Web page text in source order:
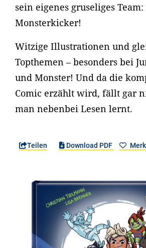
sein eigenes gruseliges
Monsterkicker!
Witzige Illustrationen und
Topthemen – besonders bei
und Monster! Und da die
Comic erzählt wird, fällt gar
man nebenbei Lesen lernt.
Teilen Download PDF